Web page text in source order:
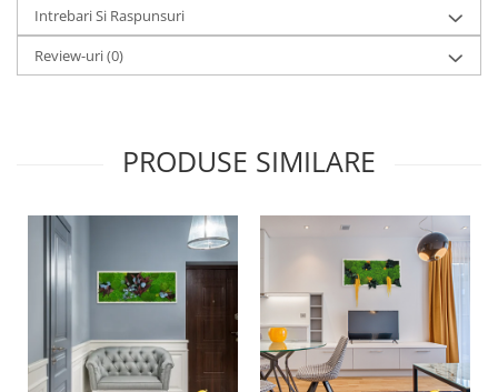
Intrebari Si Raspunsuri
Review-uri(0)
PRODUSE SIMILARE